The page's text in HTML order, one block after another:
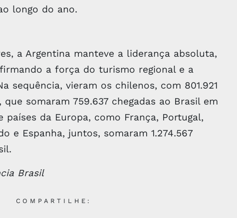
longo do ano.
a Argentina manteve a liderança absoluta,
a força do turismo regional e a
sequência, vieram os chilenos, com 801.921
somaram 759.637 chegadas ao Brasil em
países da Europa, como França, Portugal,
e Espanha, juntos, somaram 1.274.567
Brasil
COMPARTILHE: